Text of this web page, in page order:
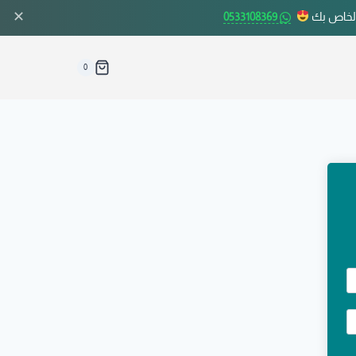
بك 0533108369
✕
0